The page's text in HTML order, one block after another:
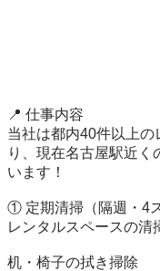
📍 仕事内容
当社は都内40件以上
り、現在名古屋駅近く
います！
① 定期清掃（隔週・4
レンタルスペースの清
机・椅子の拭き掃除